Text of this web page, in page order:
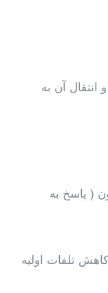
انتقال آن به
( پاسخ به
تلفات اوليه